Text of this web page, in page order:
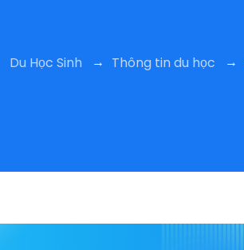
Du Học Sinh → Thông tin du học →